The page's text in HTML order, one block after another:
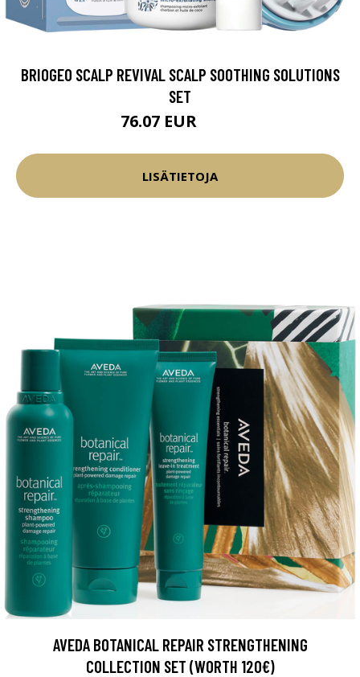
BRIOGEO SCALP REVIVAL SCALP SOOTHING SOLUTIONS
SET
76.07 EUR
LISÄTIETOJA
AVEDA BOTANICAL REPAIR STRENGTHENING
COLLECTION SET (WORTH 120€)